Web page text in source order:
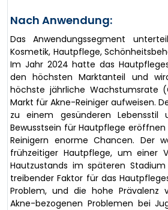
Nach Anwendung:
Das Anwendungssegment
Kosmetik, Hautpflege,
Im Jahr 2024 hatte das
den höchsten Marktanteil und
höchste jährliche Wachstumsrate
Markt für Akne-Reiniger aufweisen.
zu einem gesünderen Lebensstil
Bewusstsein für Hautpflege eröffnen
Reinigern enorme Chancen. Der
frühzeitiger Hautpflege, um einer
Hautzustands im späteren
treibender Faktor für das
Problem, und die hohe Prävalenz
Akne-bezogenen Problemen bei